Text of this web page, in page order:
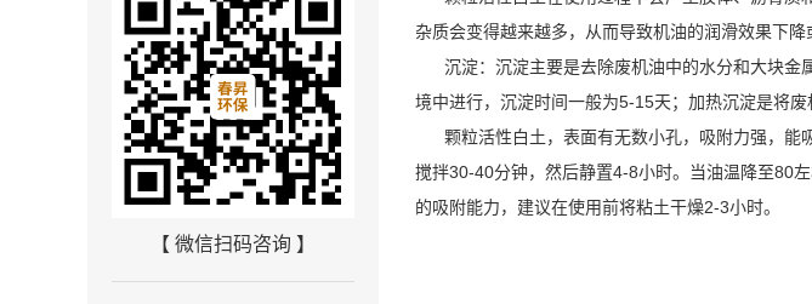
【 微信扫码咨询 】
杂质会变得越来越多，从而导致机油的润滑效果下降
沉淀：沉淀主要是去除废机油中的水分和大块金
境中进行，沉淀时间一般为5-15天；加热沉淀是将
颗粒活性白土，表面有无数小孔，吸附力强，能
搅拌30-40分钟，然后静置4-8小时。当油温降至80
的吸附能力，建议在使用前将粘土干燥2-3小时。